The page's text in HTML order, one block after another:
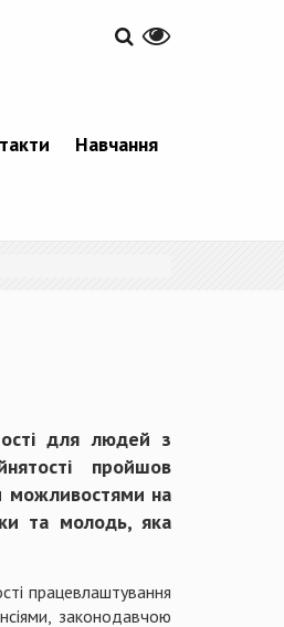
Навчання
для людей з
пройшов
можливостями на
та молодь, яка
працевлаштування
законодавчою